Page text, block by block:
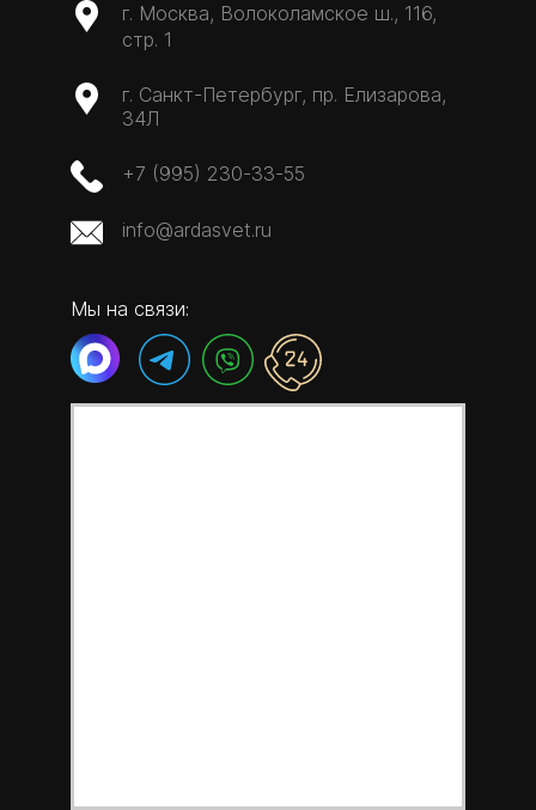
г. Москва, Волоколамское ш., 116,
стр. 1
г. Санкт-Петербург, пр. Елизарова,
34Л
+7 (995) 230-33-55
info@ardasvet.ru
Мы на связи: